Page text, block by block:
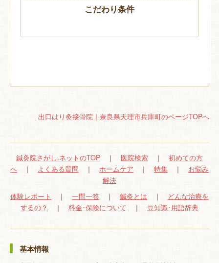
こだわり条件
出口はり灸接骨院｜奈良県天理市兵庫町のページTOPへ
鍼灸院さがし.ネットのTOP ｜ 医院検索 ｜ 初めての方
へ ｜ よくある質問 ｜ ホームケア ｜ 特集 ｜ お悩み
解決
体験レポート
｜ 一問一答 ｜ 鍼灸とは ｜ どんな治療を
するの？
｜ 料金･保険について ｜ 豆知識･用語辞典
基本情報